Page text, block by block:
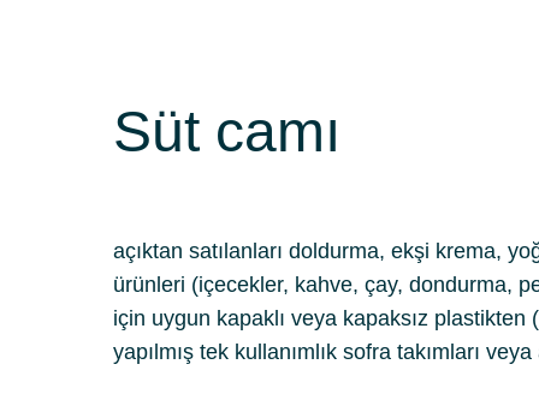
Süt camı
açıktan satılanları doldurma, ekşi krema,
ürünleri (içecekler, kahve, çay, dondurma,
için uygun kapaklı veya kapaksız
yapılmış tek kullanımlık sofra takımları